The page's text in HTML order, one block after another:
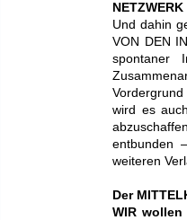
Und dahin
VON DEN
spontaner
wird es
entbunden
weiteren
Der
WIR wollen